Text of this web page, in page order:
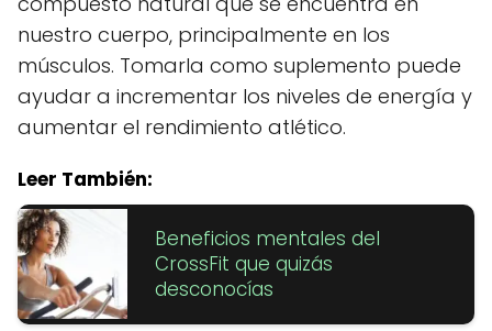
nuestro cuerpo, principalmente en los
músculos. Tomarla como suplemento puede
ayudar a incrementar los niveles de energía y
aumentar el rendimiento atlético.
Leer También:
Beneficios mentales del
CrossFit que quizás
desconocías